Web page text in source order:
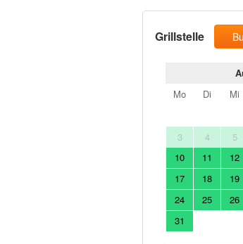
Grillstelle
Mo
Di Mi
3
4 5
10
11 12
17
18 19
24
25 26
31